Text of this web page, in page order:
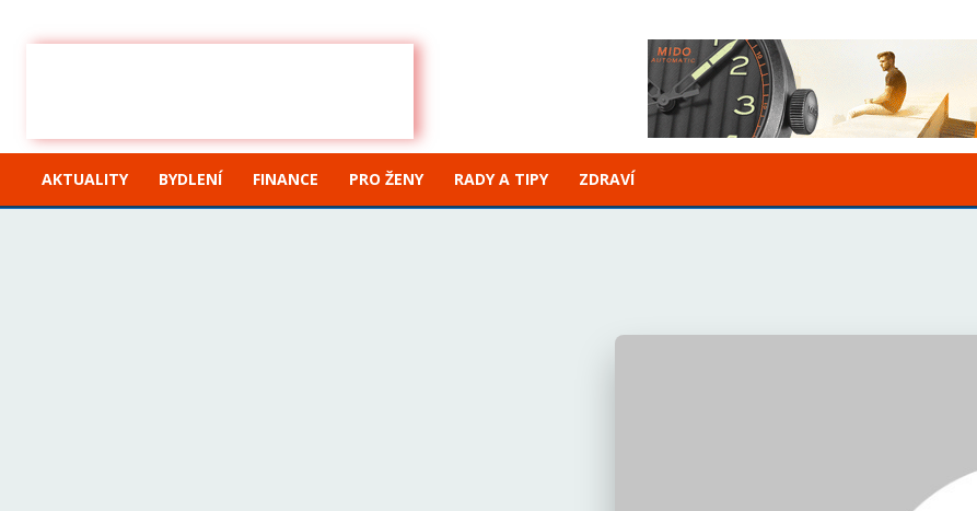
AKTUALITY BYDLENÍ FINANCE PRO ŽENY RADY A TIPY ZDRAVÍ